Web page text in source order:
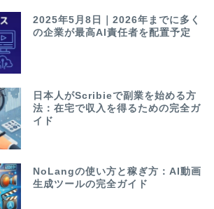
2025年5月8日｜2026年までに多く
の企業が最高AI責任者を配置予定
日本人がScribieで副業を始める方
法：在宅で収入を得るための完全ガ
イド
NoLangの使い方と稼ぎ方：AI動画
生成ツールの完全ガイド